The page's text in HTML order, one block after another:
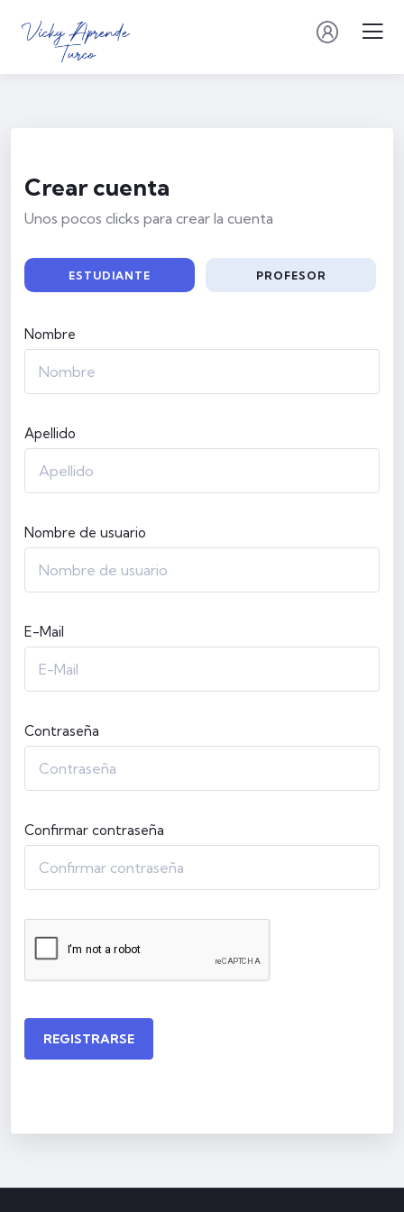
Crear cuenta
Unos pocos clicks para crear la cuenta
ESTUDIANTE PROFESOR
Nombre
Apellido
Nombre de usuario
E-Mail
Contraseña
Confirmar contraseña
REGISTRARSE